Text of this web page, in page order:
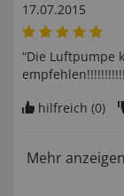
17.07.2015
“Die Luftpumpe
hilfreich (0)
Mehr anzeigen